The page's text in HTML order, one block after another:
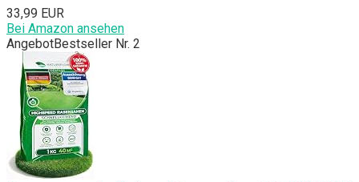
33,99 EUR
Bei Amazon ansehen
AngebotBestseller Nr. 2